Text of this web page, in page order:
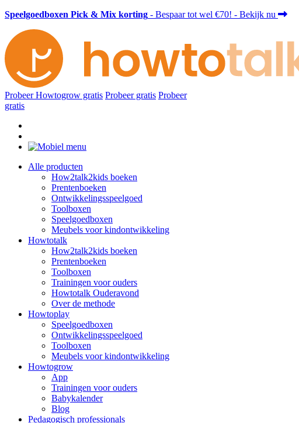
Speelgoedboxen Pick & Mix korting - Bespaar tot wel €70! - Bekijk nu
Probeer Howtogrow gratis Probeer gratis Probeer
gratis
Alle producten
How2talk2kids boeken
Prentenboeken
Ontwikkelingsspeelgoed
Toolboxen
Speelgoedboxen
Meubels voor kindontwikkeling
Howtotalk
How2talk2kids boeken
Prentenboeken
Toolboxen
Trainingen voor ouders
Howtotalk Ouderavond
Over de methode
Howtoplay
Speelgoedboxen
Ontwikkelingsspeelgoed
Toolboxen
Meubels voor kindontwikkeling
Howtogrow
App
Trainingen voor ouders
Babykalender
Blog
Pedagogisch professionals